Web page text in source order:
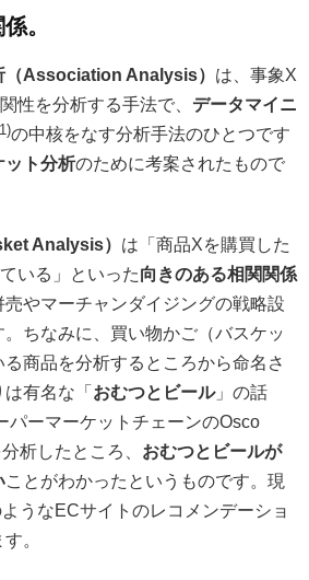
。
（Association Analysis） は、事象X
性を分析する手法で、 データマイニ
1)の中核をなす分析手法のひとつです
ット分析のために考案されたもので
Analysis） は「商品Xを購買した
いる」といった向きのある相関関係
やマーチャンダイジングの戦略設
ちなみに、買い物かご（バスケッ
る商品を分析するところから命名さ
有名な「 おむつとビール」の話
パーマーケットチェーンのOsco
析したところ、 おむつとビールが
ことがわかったというものです。現
うなECサイトのレコメンデーショ
。